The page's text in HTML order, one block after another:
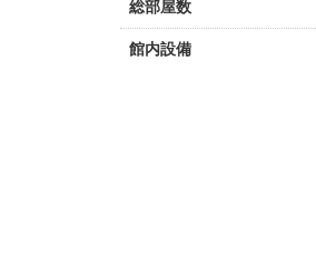
総部屋数
館内設備